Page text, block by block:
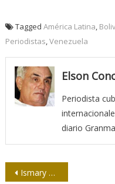
Tagged América Latina,
Periodistas,Venezuela
Elson
Periodista
diario
Navegación
Ismary Barcia Leyva: Vivir para el periodismo